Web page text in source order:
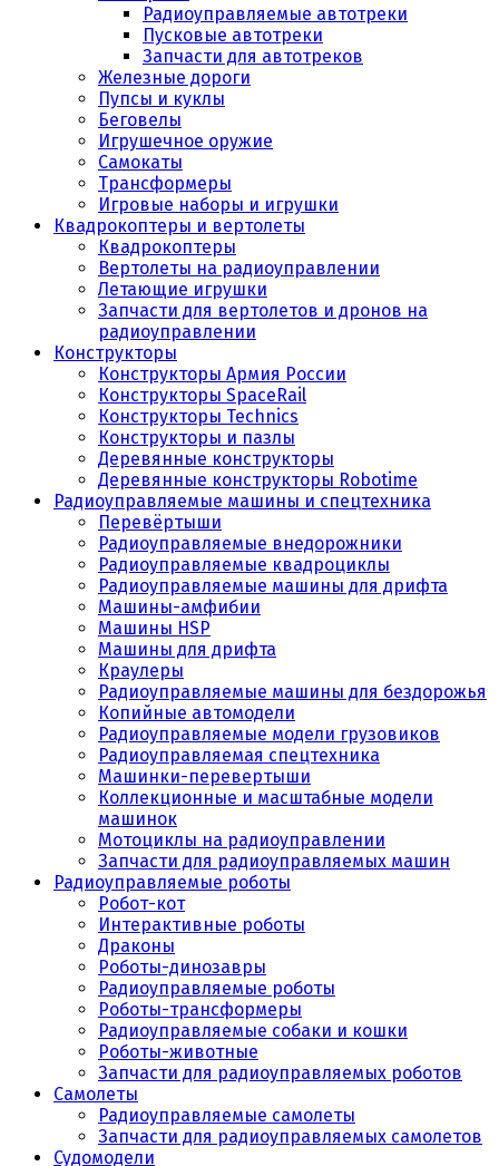
Радиоуправляемые автотреки
Пусковые автотреки
Запчасти для автотреков
Железные дороги
Пупсы и куклы
Беговелы
Игрушечное оружие
Самокаты
Трансформеры
Игровые наборы и игрушки
Квадрокоптеры и вертолеты
Квадрокоптеры
Вертолеты на радиоуправлении
Летающие игрушки
Запчасти для вертолетов и дронов на
радиоуправлении
Конструкторы
Конструкторы Армия России
Конструкторы SpaceRail
Конструкторы Technics
Конструкторы и пазлы
Деревянные конструкторы
Деревянные конструкторы Robotime
Радиоуправляемые машины и спецтехника
Перевёртыши
Радиоуправляемые внедорожники
Радиоуправляемые квадроциклы
Радиоуправляемые машины для дрифта
Машины-амфибии
Машины HSP
Машины для дрифта
Краулеры
Радиоуправляемые машины для бездорожья
Копийные автомодели
Радиоуправляемые модели грузовиков
Радиоуправляемая спецтехника
Машинки-перевертыши
Коллекционные и масштабные модели
машинок
Мотоциклы на радиоуправлении
Запчасти для радиоуправляемых машин
Радиоуправляемые роботы
Робот-кот
Интерактивные роботы
Драконы
Роботы-динозавры
Радиоуправляемые роботы
Роботы-трансформеры
Радиоуправляемые собаки и кошки
Роботы-животные
Запчасти для радиоуправляемых роботов
Самолеты
Радиоуправляемые самолеты
Запчасти для радиоуправляемых самолетов
Судомодели